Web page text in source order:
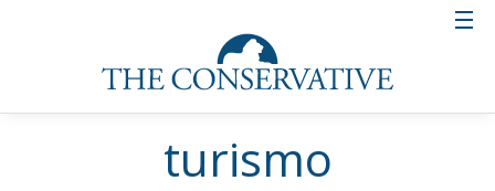
turismo